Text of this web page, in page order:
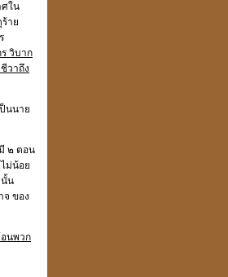
ศใน
าย
วิบาก
วาถึง
นนาย
๒ ตอน
ม่น้อย
นั้น
จ ของ
อนพวก